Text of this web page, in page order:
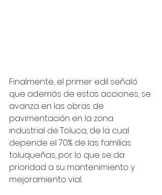
Finalmente, el primer edil señaló
que además de estas acciones, se
avanza en las obras de
pavimentación en la zona
industrial de Toluca, de la cual
depende el 70% de las familias
toluqueñas, por lo que se da
prioridad a su mantenimiento y
mejoramiento vial.